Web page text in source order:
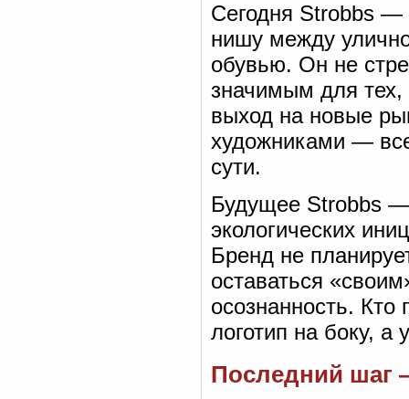
Сегодня Strobbs —
нишу между
обувью. Он не
значимым для тех,
выход на новые
художниками —
сути.
Будущее Strobbs —
экологических
Бренд не
оставаться
осознанность.
логотип на боку, а
Последний шаг